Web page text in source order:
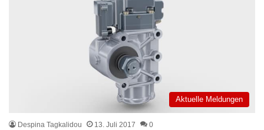
Aktuelle Meldungen
Despina Tagkalidou 13. Juli 2017 0